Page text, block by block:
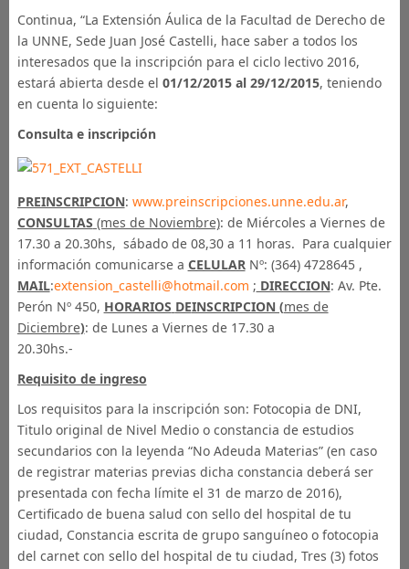
Continua, “La Extensión Áulica de la Facultad de Derecho de
la UNNE, Sede Juan José Castelli, hace saber a todos los
interesados que la inscripción para el ciclo lectivo 2016,
estará abierta desde el 01/12/2015 al 29/12/2015, teniendo
en cuenta lo siguiente:
Consulta e inscripción
PREINSCRIPCION: www.preinscripciones.unne.edu.ar,
CONSULTAS (mes de Noviembre): de Miércoles a Viernes de
17.30 a 20.30hs, sábado de 08,30 a 11 horas. Para cualquier
información comunicarse a CELULARNº: (364) 4728645 ,
MAIL:extension_castelli@hotmail.com ; DIRECCION: Av. Pte.
Perón Nº 450, HORARIOS DEINSCRIPCION (mes de
Diciembre): de Lunes a Viernes de 17.30 a
20.30hs.-
Requisito de ingreso
Los requisitos para la inscripción son: Fotocopia de DNI,
Titulo original de Nivel Medio o constancia de estudios
secundarios con la leyenda “No Adeuda Materias” (en caso
de registrar materias previas dicha constancia deberá ser
presentada con fecha límite el 31 de marzo de 2016),
Certificado de buena salud con sello del hospital de tu
ciudad, Constancia escrita de grupo sanguíneo o fotocopia
del carnet con sello del hospital de tu ciudad, Tres (3) fotos